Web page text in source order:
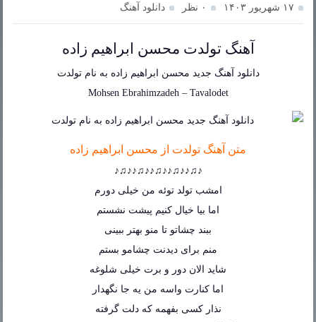
۱۷ شهریور ۱۴۰۳ ۰ نظر دانلود آهنگ
آهنگ تولدت محسن ابراهیم زاده
دانلود آهنگ جدید محسن ابراهیم زاده به نامتولدت
Mohsen Ebrahimzadeh – Tavalodet
متن آهنگ تولدت از محسن ابراهیم زاده
♪♫♪♪♫♪♪♫♪♪♫♪♪♫♪
امشب تولد توئه من خیلی دورم
اما بیا خیال کنیم پیشت نشستم
ببند چشاتو تا منو بهتر ببینی
منم برای دیدنت چشامو بستم
شاید الان دور و برت خیلی شلوغه
اما کنارت واسه من یه جا نگهدار
نذار کسی بفهمه که دلت گرفته